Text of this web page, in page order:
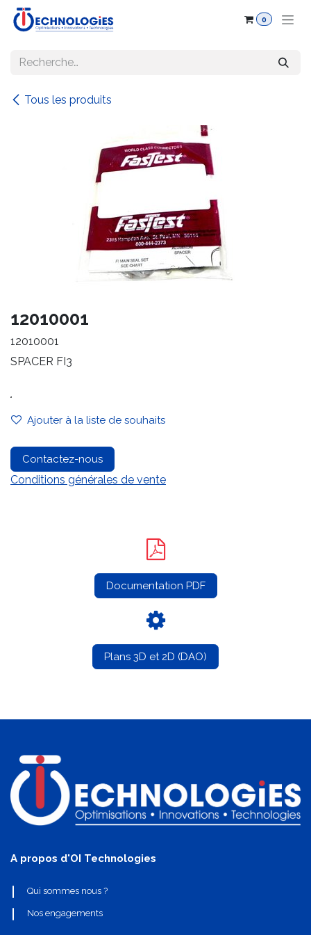
Se rendre au contenu
0
Tous les produits
12010001
12010001
SPACER FI3
.
Ajouter à la liste de souhaits
Contactez-nous
Conditions générales de vente
Documentation PDF
Plans 3D et 2D (DAO)
A propos d'OI Technologies
Qui sommes nous ?
Nos engagements